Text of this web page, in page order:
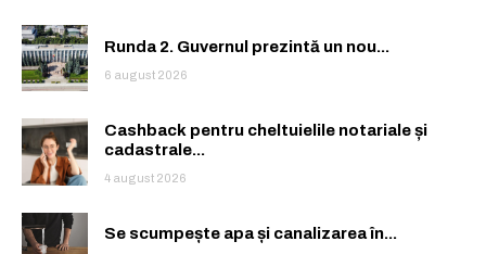
Runda 2. Guvernul prezintă un nou...
6 august 2026
Cashback pentru cheltuielile notariale și
cadastrale...
4 august 2026
Se scumpește apa și canalizarea în...